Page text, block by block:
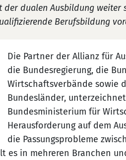
dualen Ausbildung weiter
Berufsbildung
Die Partner der Allianz für
die Bundesregierung, die
Wirtschaftsverbände sowie
Bundesländer,
Bundesministerium für
Herausforderung auf dem
die Passungsprobleme
es in mehreren Branchen